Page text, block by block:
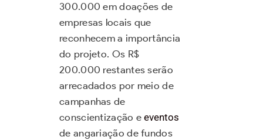
300.000 em doações de
empresas locais que
reconhecem a importância
do projeto. Os R$
200.000 restantes serão
arrecadados por meio de
campanhas de
conscientização eeventos
de angariação de fundos